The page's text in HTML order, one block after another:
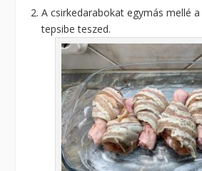
A csirkedarabokat egymás mellé
tepsibe teszed.